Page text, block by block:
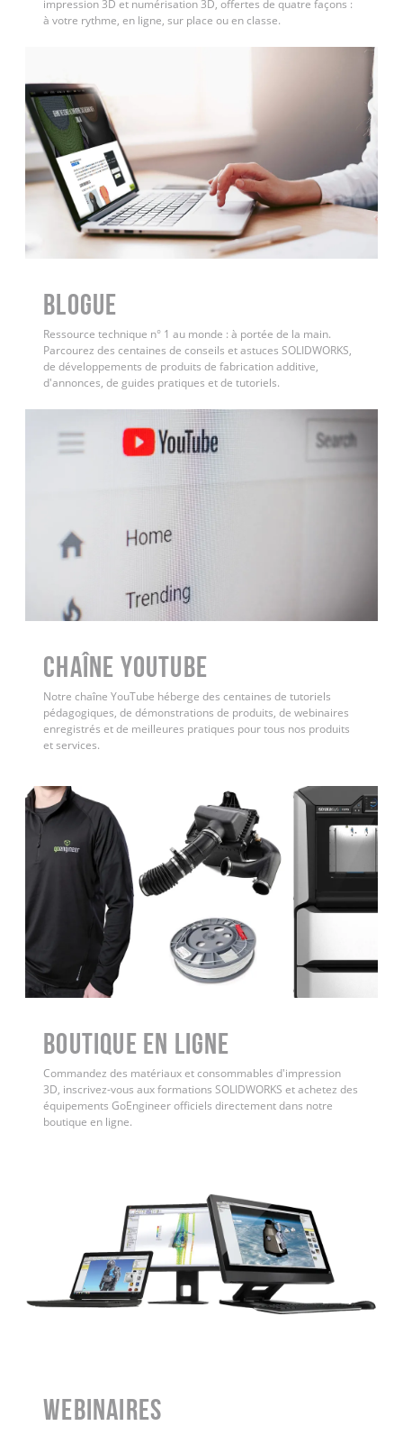
impression 3D et numérisation 3D, offertes de quatre façons :
à votre rythme, en ligne, sur place ou en classe.
BLOGUE
Ressource technique n° 1 au monde : à portée de la main.
Parcourez des centaines de conseils et astuces SOLIDWORKS,
de développements de produits de fabrication additive,
d'annonces, de guides pratiques et de tutoriels.
Chaîne YouTube
Notre chaîne YouTube héberge des centaines de tutoriels
pédagogiques, de démonstrations de produits, de webinaires
enregistrés et de meilleures pratiques pour tous nos produits
et services.
Boutique en ligne
Commandez des matériaux et consommables d'impression
3D, inscrivez-vous aux formations SOLIDWORKS et achetez des
équipements GoEngineer officiels directement dans notre
boutique en ligne.
WEBINAIRES